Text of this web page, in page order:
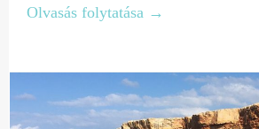
Olvasás folytatása →